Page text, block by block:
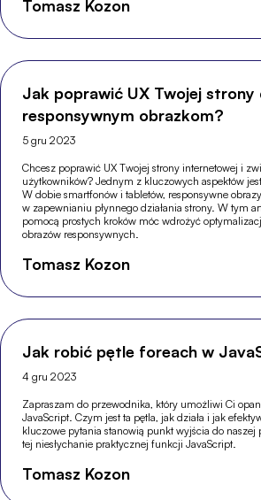
Tomasz Kozon
Jak poprawić UX Twojej strony
responsywnym obrazkom?
5 gru 2023
Chcesz poprawić UX Twojej strony internetowej i
użytkowników? Jednym z kluczowych aspektów
W dobie smartfonów i tabletów, responsywne
w zapewnianiu płynnego działania strony. W tym
pomocą prostych kroków móc wdrożyć
obrazów responsywnych.
Tomasz Kozon
Jak robić pętle foreach w
4 gru 2023
Zapraszam do przewodnika, który umożliwi Ci
JavaScript. Czym jest ta pętla, jak działa i jak
kluczowe pytania stanowią punkt wyjścia do naszej
tej niesłychanie praktycznej funkcji JavaScript.
Tomasz Kozon